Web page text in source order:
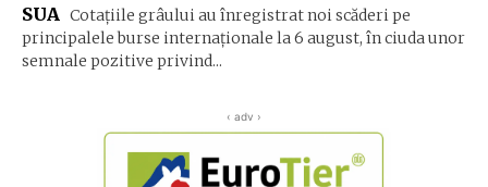
SUA Cotațiile grâului au înregistrat noi scăderi pe
principalele burse internaționale la 6 august, în ciuda unor
semnale pozitive privind...
‹ adv ›